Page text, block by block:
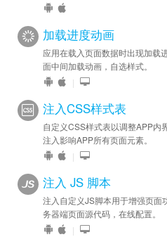
加载进度动画
应用在载入页面数据时出现加载
面中间加载动画，自选样式。
|
注入CSS样式表
自定义CSS样式表以调整APP内
注入影响APP所有页面元素。
|
注入 JS 脚本
注入自定义JS脚本用于增强页面
务器端页面源代码，在线配置。
|